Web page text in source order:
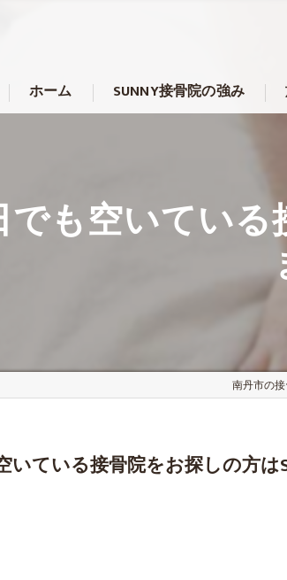
ホーム SUNNY接骨院の強み
も空いてい
南丹市の
いている接骨院をお探しの方は